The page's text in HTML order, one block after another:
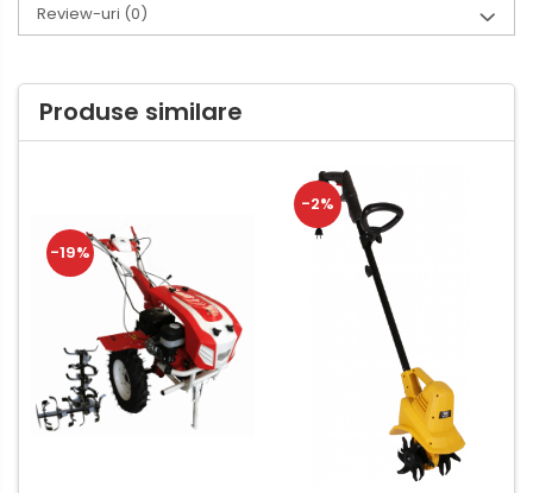
Review-uri (0)
Produse similare
-19%
-2%